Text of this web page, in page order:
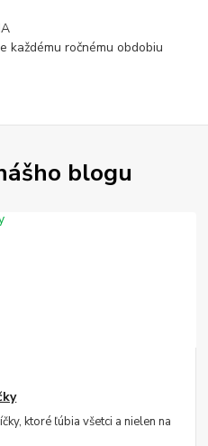
každému ročnému obdobiu
blogu
ktoré ľúbia všetci a nielen na